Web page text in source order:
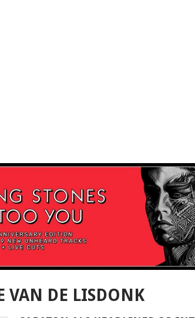
VAN DE LISDONK